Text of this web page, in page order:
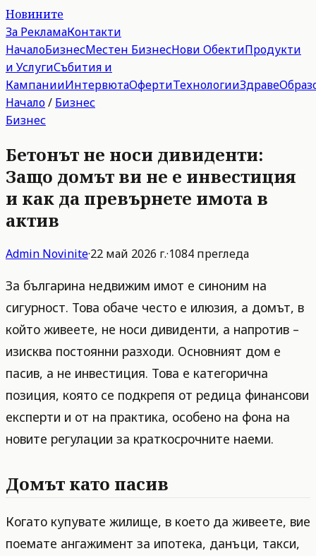
Новините
За РекламаКонтакти
НачалоБизнесМестен БизнесНови ОбектиПродукти
и УслугиСъбития и
КампанииИнтервютаОфертиТехнологииЗдраве
Начало/ Бизнес
Бизнес
Бетонът не носи дивиденти:
Защо домът ви не е инвестиция
и как да превърнете имота в
актив
Admin Novinite·22 май 2026 г.·1084 прегледа
За българина недвижим имот е синоним на
сигурност. Това обаче често е илюзия, а домът, в
който живеете, не носи дивиденти, а напротив –
изисква постоянни разходи. Основният дом е
пасив, а не инвестиция. Това е категорична
позиция, която се подкрепя от редица финансови
експерти и от на практика, особено на фона на
новите регулации за краткосрочните наеми.
Домът като пасив
Когато купувате жилище, в което да живеете, вие
поемате ангажимент за ипотека, данъци, такси,